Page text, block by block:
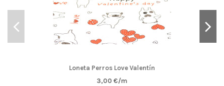
Loneta Perros Love Valentín
3,00 €/m